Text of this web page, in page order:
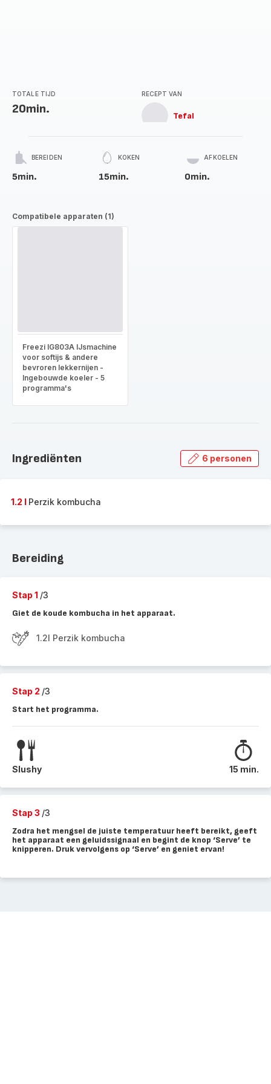
TOTALE TIJD
20min.
RECEPT VAN
Tefal
BEREIDEN
5min.
KOKEN
15min.
AFKOELEN
0min.
Compatibele apparaten (1)
Freezi IG803A IJsmachine
voor softijs & andere
bevroren lekkernijen -
Ingebouwde koeler - 5
programma's
Ingrediënten 6 personen
1.2 l Perzik kombucha
Bereiding
Stap 1 /3
Giet de koude kombucha in het apparaat.
1.2l Perzik kombucha
Stap 2 /3
Start het programma.
Slushy 15 min.
Stap 3 /3
Zodra het mengsel de juiste temperatuur heeft bereikt, geeft
het apparaat een geluidssignaal en begint de knop ‘Serve’ te
knipperen. Druk vervolgens op ‘Serve’ en geniet ervan!